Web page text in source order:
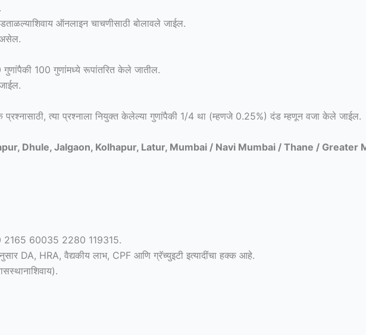
ऑनलाइन चाचणीसाठी बोलावले जाईल.
असेल.
100 गुणांमध्ये रूपांतरित केले जातील.
प्रश्नासाठी, त्या प्रश्नाला नियुक्त केलेल्या गुणांपैकी 1/4 था (म्हणजे 0.25%) दंड म्हणून वजा केले जाईल.
Dhule, Jalgaon, Kolhapur, Latur, Mumbai / Navi Mumbai / Thane / Greater
2165 60035 2280 119315.
DA, HRA, वैद्यकीय लाभ, CPF आणि ग्रॅच्युइटी इत्यादींचा हक्क आहे.